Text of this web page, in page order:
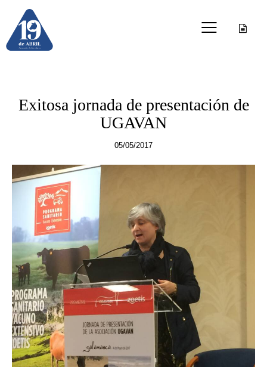
Exitosa jornada de presentación de
UGAVAN
05/05/2017